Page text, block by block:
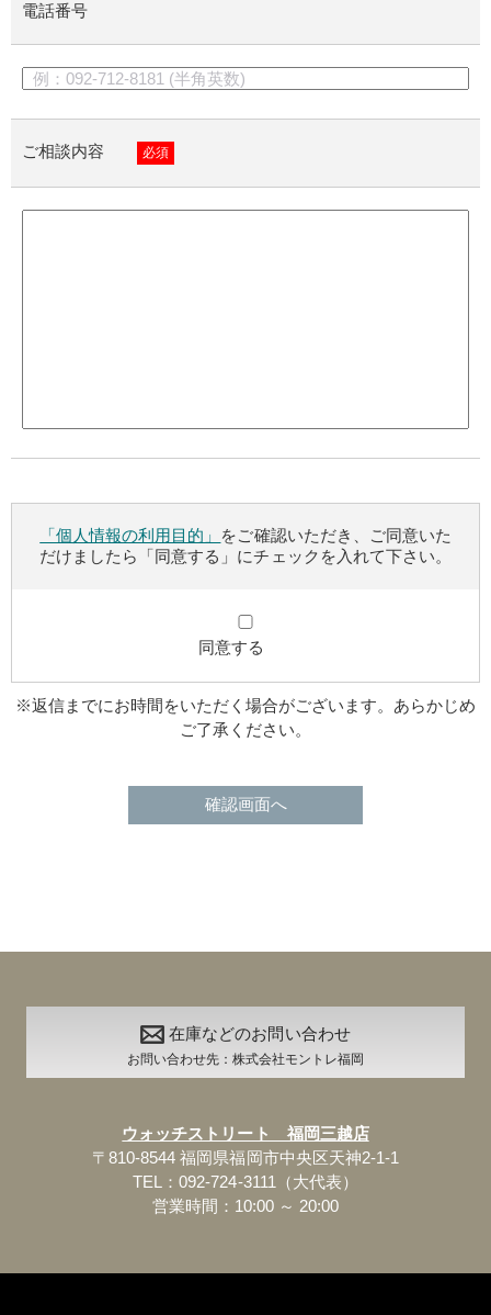
電話番号
ご相談内容 必須
「個人情報の利用目的」 をご確認いただき、ご同意いた
だけましたら「同意する」にチェックを入れて下さい。
同意する
※返信までにお時間をいただく場合がございます。あらかじめ
ご了承ください。
在庫などのお問い合わせ
お問い合わせ先：株式会社モントレ福岡
ウォッチストリート 福岡三越店
〒810-8544 福岡県福岡市中央区天神2-1-1
TEL：092-724-3111（大代表）
営業時間：10:00 ～ 20:00